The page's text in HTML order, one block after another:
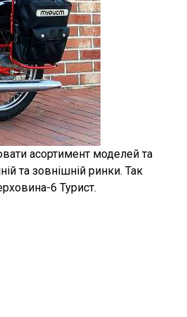
асортимент моделей та
та зовнішній ринки. Так
6 Турист.